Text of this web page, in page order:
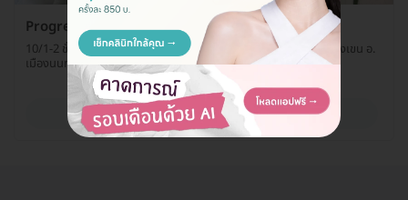
Progression Clinic
10/1-2 ชั้น 10 เดอะมอลล์ ไลฟ์สโตร์ งามวงศ์วาน ถ. งามวงศ์วาน ต. บางเขน อ.
เมืองนนทบุรี จ. นนทบุรี 11000
ดูรายละเอียด